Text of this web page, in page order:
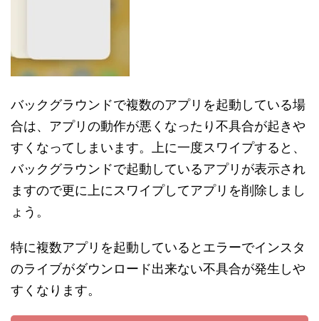
バックグラウンドで複数のアプリを起動している場
合は、アプリの動作が悪くなったり不具合が起きや
すくなってしまいます。上に一度スワイプすると、
バックグラウンドで起動しているアプリが表示され
ますので更に上にスワイプしてアプリを削除しまし
ょう。
特に複数アプリを起動しているとエラーでインスタ
のライブがダウンロード出来ない不具合が発生しや
すくなります。